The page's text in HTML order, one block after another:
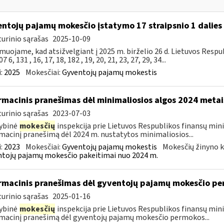
pajamų mokesčio įstatymo 17 straipsnio 1
sąrašas 2025-10-09
kad atsižvelgiant į 2025 m. birželio 26 d. Lietuvos
6, 131 , 16, 17, 18, 182 , 19, 20, 21, 23, 27, 29, 34...
2025 Mokesčiai:Gyventojų pajamų mokestis
pranešimas dėl minimaliosios algos 2024
sąrašas 2023-07-03
mokesčių inspekcija prie Lietuvos Respublikos finansų
pranešimą dėl 2024 m. nustatytos minimaliosios...
2023 Mokesčiai:Gyventojų pajamų mokestis Mokesčių žinyno
pajamų mokesčio pakeitimai nuo 2024 m.
pranešimas dėl gyventojų pajamų mokesčio
sąrašas 2025-01-16
mokesčių inspekcija prie Lietuvos Respublikos finansų
pranešimą dėl gyventojų pajamų mokesčio permokos...